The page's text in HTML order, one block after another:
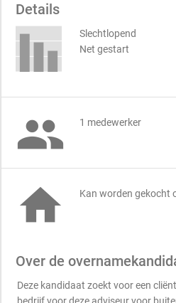
Details
Slechtlopend
Net gestart
 1 medewerker
 Kan worden gekocht
Over de
Deze kandidaat zoekt voor een